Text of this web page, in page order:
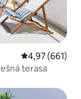
Priemerné
4,97 (661)
terasa